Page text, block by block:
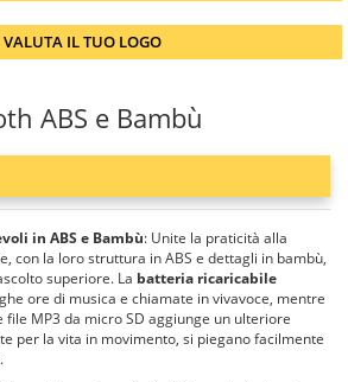
VALUTA IL TUO LOGO
ABS e Bambù
in ABS e Bambù: Unite la praticità alla
con la loro struttura in ABS e dettagli in bambù,
superiore. La batteria ricaricabile
ore di musica e chiamate in vivavoce, mentre
MP3 da micro SD aggiunge un ulteriore
per la vita in movimento, si piegano facilmente